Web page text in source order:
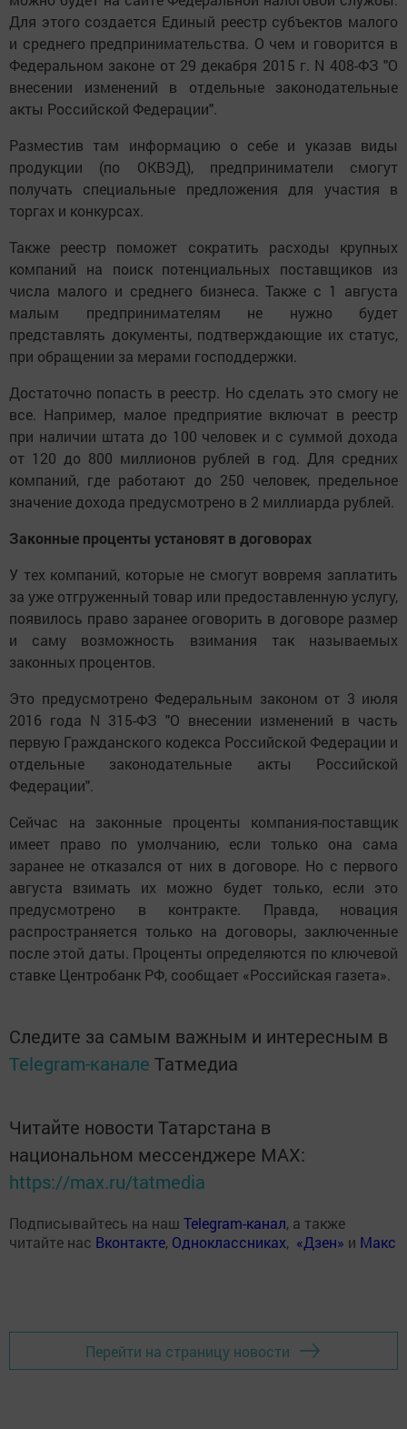
Для этого создается Единый реестр субъектов малого
и среднего предпринимательства. О чем и говорится в
Федеральном законе от 29 декабря 2015 г. N 408-ФЗ "О
внесении изменений в отдельные законодательные
акты Российской Федерации".
Разместив там информацию о себе и указав виды
продукции (по ОКВЭД), предприниматели смогут
получать специальные предложения для участия в
торгах и конкурсах.
Также реестр поможет сократить расходы крупных
компаний на поиск потенциальных поставщиков из
числа малого и среднего бизнеса. Также с 1 августа
малым предпринимателям не нужно будет
представлять документы, подтверждающие их статус,
при обращении за мерами господдержки.
Достаточно попасть в реестр. Но сделать это смогу не
все. Например, малое предприятие включат в реестр
при наличии штата до 100 человек и с суммой дохода
от 120 до 800 миллионов рублей в год. Для средних
компаний, где работают до 250 человек, предельное
значение дохода предусмотрено в 2 миллиарда рублей.
Законные проценты установят в договорах
У тех компаний, которые не смогут вовремя заплатить
за уже отгруженный товар или предоставленную услугу,
появилось право заранее оговорить в договоре размер
и саму возможность взимания так называемых
законных процентов.
Это предусмотрено Федеральным законом от 3 июля
2016 года N 315-ФЗ "О внесении изменений в часть
первую Гражданского кодекса Российской Федерации и
отдельные законодательные акты Российской
Федерации".
Сейчас на законные проценты компания-поставщик
имеет право по умолчанию, если только она сама
заранее не отказался от них в договоре. Но с первого
августа взимать их можно будет только, если это
предусмотрено в контракте. Правда, новация
распространяется только на договоры, заключенные
после этой даты. Проценты определяются по ключевой
ставке Центробанк РФ, сообщает «Российская газета».
Следите за самым важным и интересным в
Telegram-канале Татмедиа
Читайте новости Татарстана в
национальном мессенджере MАХ:
https://max.ru/tatmedia
Подписывайтесь на наш Telegram-канал, а также
читайте нас Вконтакте, Одноклассниках, «Дзен» и Макс
Перейти на страницу новости